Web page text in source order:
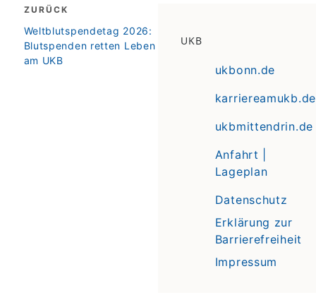
Beitragsnavigation
ZURÜCK
zurück
Weltblutspendetag 2026:
Blutspenden retten Leben
am UKB
UKB
ukbonn.de
karriereamukb.de
ukbmittendrin.de
Anfahrt |
Lageplan
Datenschutz
Erklärung zur
Barrierefreiheit
Impressum